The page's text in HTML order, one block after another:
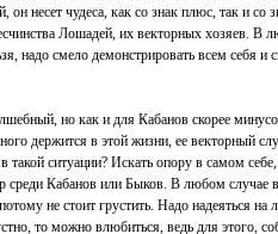
он несет чудеса, как со знак плюс, так и со
Лошадей, их векторных хозяев. В
надо смело демонстрировать всем себя и
но как и для Кабанов скорее
держится в этой жизни, ее векторный
такой ситуации? Искать опору в самом
среди Кабанов или Быков. В любом случае
не стоит грустить. Надо надеяться на
то можно влюбиться, ведь для этого,